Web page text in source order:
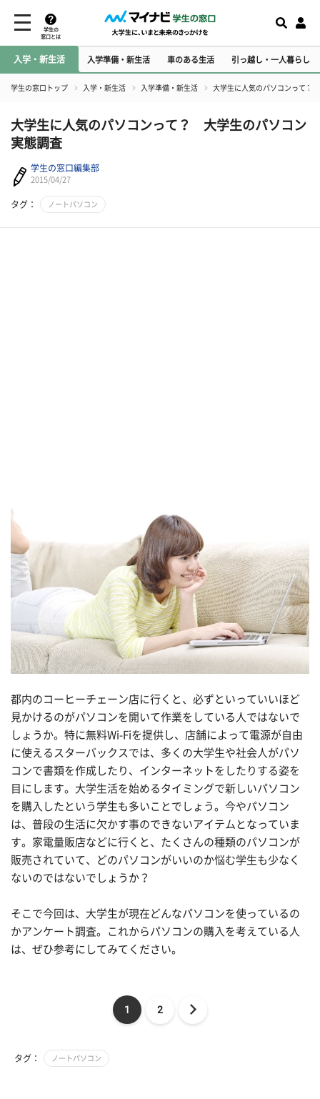
学生の
窓口とは
入学・新生活 入学準備・新生活 車のある生活 引っ越し・一人暮らし
学生の窓口トップ 入学・新生活 入学準備・新生活 大学生に人気のパソコンって？
大学生に人気のパソコンって？ 大学生のパソコン
実態調査
学生の窓口編集部
2015/04/27
タグ： ノートパソコン
都内のコーヒーチェーン店に行くと、必ずといっていいほど
見かけるのがパソコンを開いて作業をしている人ではないで
しょうか。特に無料Wi-Fiを提供し、店舗によって電源が自由
に使えるスターバックスでは、多くの大学生や社会人がパソ
コンで書類を作成したり、インターネットをしたりする姿を
目にします。大学生活を始めるタイミングで新しいパソコン
を購入したという学生も多いことでしょう。今やパソコン
は、普段の生活に欠かす事のできないアイテムとなっていま
す。家電量販店などに行くと、たくさんの種類のパソコンが
販売されていて、どのパソコンがいいのか悩む学生も少なく
ないのではないでしょうか？
そこで今回は、大学生が現在どんなパソコンを使っているの
かアンケート調査。これからパソコンの購入を考えている人
は、ぜひ参考にしてみてください。
1 2
タグ： ノートパソコン